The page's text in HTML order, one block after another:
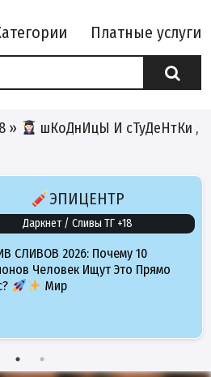
Платные услуги
» шКоДнИцЫ И сТуДеНтКи ,
ЭПИЦЕНТР
Даркнет / Сливы ТГ +18
СЛИВОВ 2026: Почему 10
Человек Ищут Это Прямо
Мир